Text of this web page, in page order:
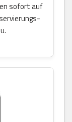
sofort auf